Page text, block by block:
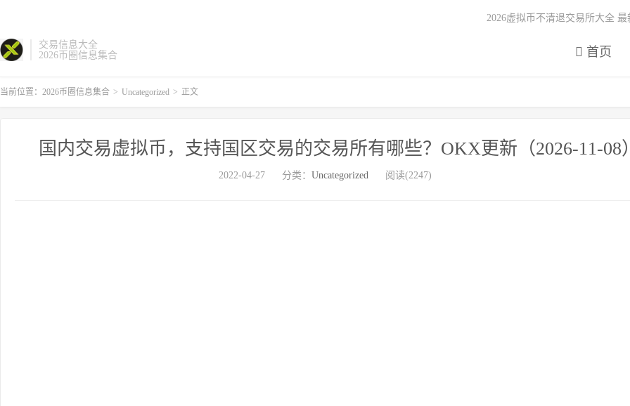
交易信息大全
2026币圈信息集合
首页
2026虚拟币不清退交易所大全 最
当前位置： 2026币圈信息集合 > Uncategorized > 正文
国内交易虚拟币，支持国区交易的交易所有哪些？OKX更新（2026-11-08）
2022-04-27 分类： Uncategorized 阅读(2247)